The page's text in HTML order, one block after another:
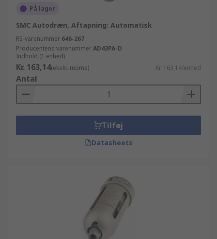
På lager
SMC Autodræn, Aftapning: Automatisk
RS-varenummer 646-267
Producentens varenummerAD43PA-D
Indhold (1 enhed)
Kr. 163,14(ekskl. moms) Kr. 163,14/enhed
Antal
Tilføj
Datasheets